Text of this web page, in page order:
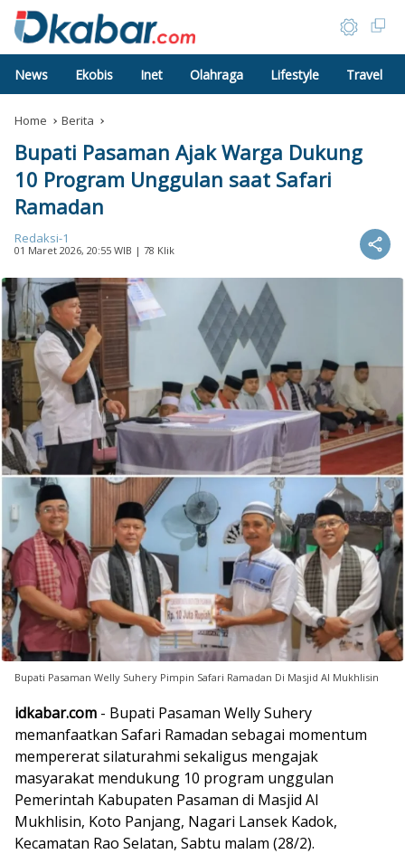
News Ekobis Inet Olahraga Lifestyle Travel
Home Berita
Bupati Pasaman Ajak Warga Dukung
10 Program Unggulan saat Safari
Ramadan
Redaksi-1
01 Maret 2026, 20:55 WIB | 78 Klik
Bupati Pasaman Welly Suhery Pimpin Safari Ramadan Di Masjid Al Mukhlisin
idkabar.com - Bupati Pasaman Welly Suhery
memanfaatkan Safari Ramadan sebagai momentum
mempererat silaturahmi sekaligus mengajak
masyarakat mendukung 10 program unggulan
Pemerintah Kabupaten Pasaman di Masjid Al
Mukhlisin, Koto Panjang, Nagari Lansek Kadok,
Kecamatan Rao Selatan, Sabtu malam (28/2).